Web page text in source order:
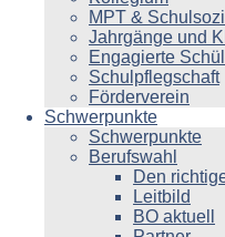
MPT &
Jahrgänge und
Engagierte
Schulpflegschaft
Förderverein
Schwerpunkte
Schwerpunkte
Berufswahl
Den
Leitbild
BO aktuell